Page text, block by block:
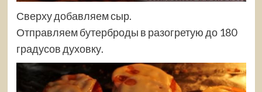
Сверху добавляем сыр.
Отправляем бутерброды в разогретую до 180
градусов духовку.